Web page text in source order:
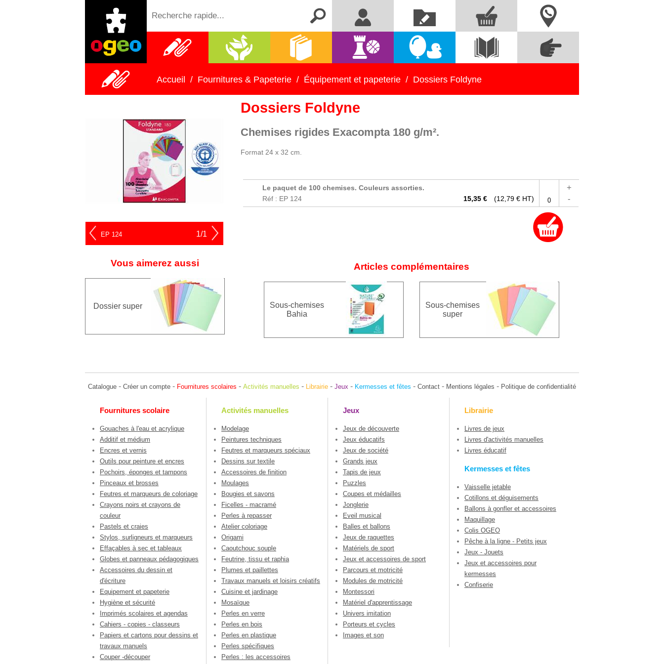
Me connecter
Créer un
compte
Nous contacter
Commandez
directement à partir
des références
Fournitures
scolaires
Activités
manuelles
Jeux
Kermesses
et fêtes
Voir le
catalogue
Accueil / Fournitures & Papeterie / Équipement et papeterie / Dossiers Foldyne
Dossiers Foldyne
EP 124 1/1
Chemises rigides Exacompta 180 g/m².
Format 24 x 32 cm.
Le paquet de 100 chemises. Couleurs assorties.
Réf : EP 124
15,35 € (12,79 € HT)
+
-
Articles complémentaires
Sous-chemises
Bahia
Sous-chemises
super
Vous aimerez aussi
Dossier super
Catalogue - Créer un compte - Fournitures scolaires - Activités manuelles - Librairie - Jeux - Kermesses et fêtes - Contact - Mentions légales - Politique de confidentialité
Fournitures scolaire
Gouaches à l'eau et acrylique
Additif et médium
Encres et vernis
Outils pour peinture et encres
Pochoirs, éponges et tampons
Pinceaux et brosses
Feutres et marqueurs de coloriage
Crayons noirs et crayons de
couleur
Pastels et craies
Stylos, surligneurs et marqueurs
Effaçables à sec et tableaux
Globes et panneaux pédagogiques
Accessoires du dessin et
d'écriture
Equipement et papeterie
Hygiène et sécurité
Imprimés scolaires et agendas
Cahiers - copies - classeurs
Papiers et cartons pour dessins et
travaux manuels
Couper -découper
Activités manuelles
Modelage
Peintures techniques
Feutres et marqueurs spéciaux
Dessins sur textile
Accessoires de finition
Moulages
Bougies et savons
Ficelles - macramé
Perles à repasser
Atelier coloriage
Origami
Caoutchouc souple
Feutrine, tissu et raphia
Plumes et paillettes
Travaux manuels et loisirs créatifs
Cuisine et jardinage
Mosaïque
Perles en verre
Perles en bois
Perles en plastique
Perles spécifiques
Perles : les accessoires
Jeux
Jeux de découverte
Jeux éducatifs
Jeux de société
Grands jeux
Tapis de jeux
Puzzles
Coupes et médailles
Jonglerie
Eveil musical
Balles et ballons
Jeux de raquettes
Matériels de sport
Jeux et accessoires de sport
Parcours et motricité
Modules de motricité
Montessori
Matériel d'apprentissage
Univers imitation
Porteurs et cycles
Images et son
Librairie
Livres de jeux
Livres d'activités manuelles
Livres éducatif
Kermesses et fêtes
Vaisselle jetable
Cotillons et déguisements
Ballons à gonfler et accessoires
Maquillage
Colis OGEO
Pêche à la ligne - Petits jeux
Jeux - Jouets
Jeux et accessoires pour
kermesses
Confiserie